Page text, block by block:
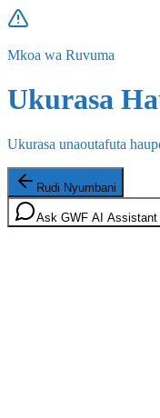
Mkoa wa Ruvuma
Ukurasa
Ukurasa unaoutafuta
Rudi Nyumbani
Ask GWF AI Assistant